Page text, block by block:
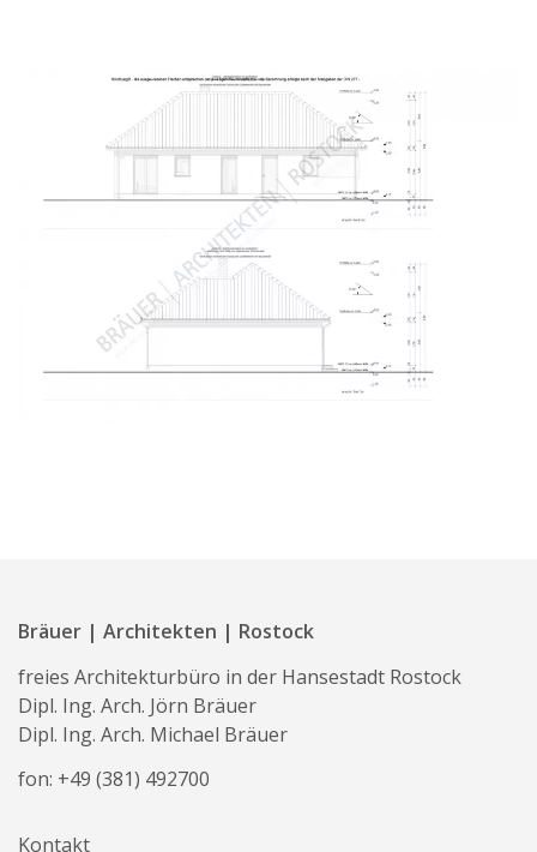
Bräuer | Architekten | Rostock
freies Architekturbüro in der Hansestadt Rostock
Dipl. Ing. Arch. Jörn Bräuer
Dipl. Ing. Arch. Michael Bräuer
fon: +49 (381) 492700
Kontakt